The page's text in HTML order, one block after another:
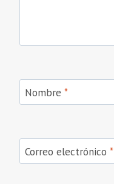
Nombre *
Correo electrónico *